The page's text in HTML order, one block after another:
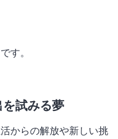
す。
試みる夢
からの解放や新しい挑